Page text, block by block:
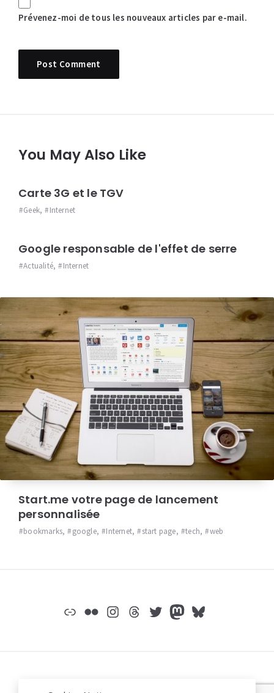
Prévenez-moi de tous les nouveaux articles par e-mail.
You May Also Like
Carte 3G et le TGV
Geek, Internet
Google responsable de l'effet de serre
Actualité, Internet
Start.me votre page de lancement
personnalisée
bookmarks, google, Internet, start page, tech, web
LienFlickrInstagram
Threads
Twitter
Mastodon
Bluesky
© jeromep.net /